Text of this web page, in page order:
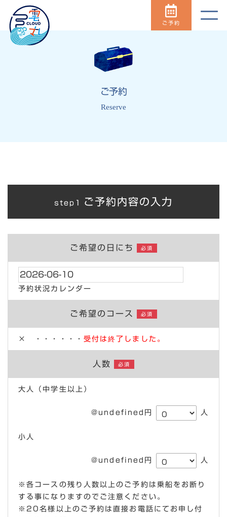
ご予約
ご予約
Reserve
step1 ご予約内容の入力
ご希望の日にち 必須
予約状況カレンダー
ご希望のコース 必須
× ・・・・・・ 受付は終了しました。
人数 必須
大人（中学生以上）
@undefined円 人
小人
@undefined円 人
※各コースの残り人数以上のご予約は乗船をお断り
する事になりますのでご注意ください。
※20名様以上のご予約は直接お電話にてお申し付